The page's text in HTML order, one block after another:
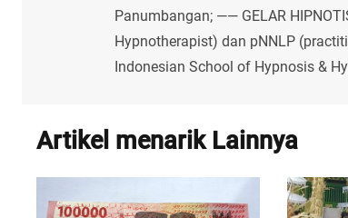
Panumbangan; —— GELAR
Hypnotherapist) dan pNNLP
Indonesian School of Hypnosis &
Artikel menarik Lainnya